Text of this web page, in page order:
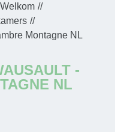
Montagne NL
-
NL